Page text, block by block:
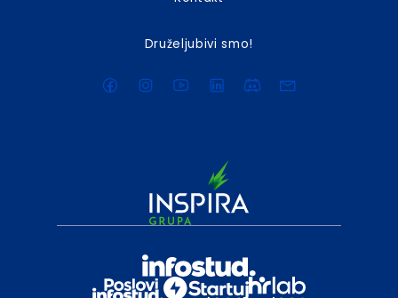
Druželjubivi smo!